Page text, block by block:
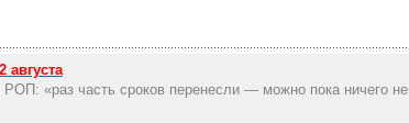
«раз часть сроков перенесли — можно пока ничего не